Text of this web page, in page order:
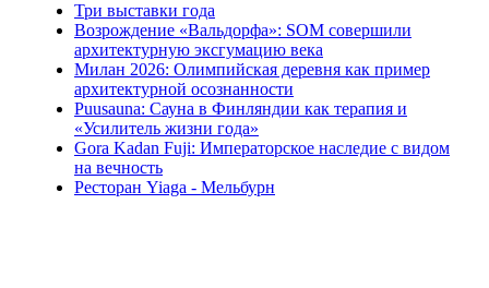
Три выставки года
Возрождение «Вальдорфа»: SOM совершили
архитектурную эксгумацию века
Милан 2026: Олимпийская деревня как пример
архитектурной осознанности
Puusauna: Сауна в Финляндии как терапия и
«Усилитель жизни года»
Gora Kadan Fuji: Императорское наследие с видом
на вечность
Ресторан Yiaga - Мельбурн